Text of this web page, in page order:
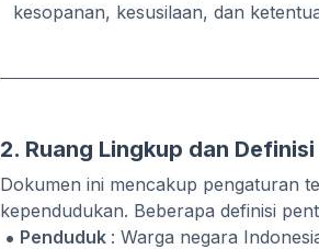
kesopanan, kesusilaan, dan
2. Ruang Lingkup dan Definisi
Dokumen ini mencakup pengaturan
kependudukan. Beberapa definisi
Penduduk : Warga negara